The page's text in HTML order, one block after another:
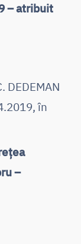
– atribuit
în
–